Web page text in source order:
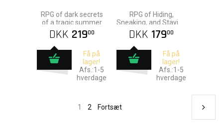
RPG of dark secrets
of a tragic summer
DKK 21900
Få på
lager!
Afs.:1-5
hverdage
RPG of Hiding,
Sneaking, and Staying
Silent, so that THEY
don't hear you
DKK 17900
Få på
lager!
Afs.:1-5
hverdage
1 2 Fortsæt